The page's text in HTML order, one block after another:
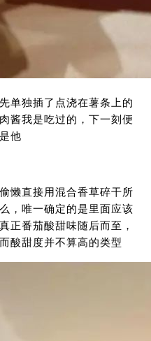
单独插了点浇在薯条上的
酱我是吃过的，下一刻便
他
懒直接用混合香草碎干所
，唯一确定的是里面应该
正番茄酸甜味随后而至，
酸甜度并不算高的类型